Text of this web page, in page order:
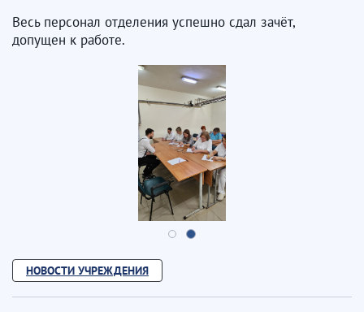
Весь персонал отделения успешно сдал зачёт,
допущен к работе.
НОВОСТИ УЧРЕЖДЕНИЯ